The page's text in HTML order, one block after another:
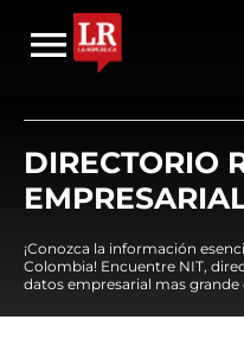
DIRECTORIO
¡Conozca la información
Colombia! Encuentre NIT,
datos empresarial mas grande